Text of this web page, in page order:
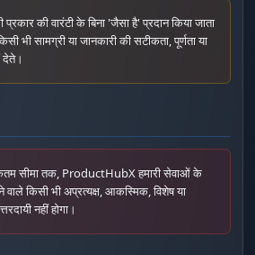
की वारंटी के बिना 'जैसा है' प्रदान किया जाता
भी सामग्री या जानकारी की सटीकता, पूर्णता या
देते।
सीमा तक, ProductHubX हमारी सेवाओं के
किसी भी अप्रत्यक्ष, आकस्मिक, विशेष या
नहीं होगा।